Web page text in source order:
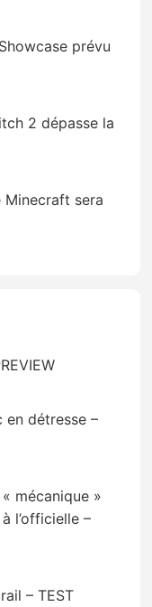
prévu
2 dépasse la
sera
en détresse –
mécanique »
l’officielle –
– TEST